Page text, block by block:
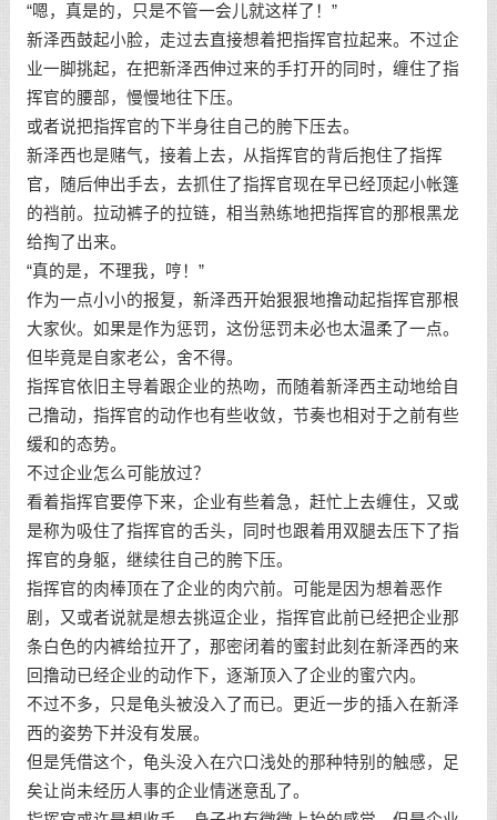
“嗯，真是的，只是不管一会儿就这样了！”
新泽西鼓起小脸，走过去直接想着把指挥官拉起来。不过企
业一脚挑起，在把新泽西伸过来的手打开的同时，缠住了指
挥官的腰部，慢慢地往下压。
或者说把指挥官的下半身往自己的胯下压去。
新泽西也是赌气，接着上去，从指挥官的背后抱住了指挥
官，随后伸出手去，去抓住了指挥官现在早已经顶起小帐篷
的裆前。拉动裤子的拉链，相当熟练地把指挥官的那根黑龙
给掏了出来。
“真的是，不理我，哼！”
作为一点小小的报复，新泽西开始狠狠地撸动起指挥官那根
大家伙。如果是作为惩罚，这份惩罚未必也太温柔了一点。
但毕竟是自家老公，舍不得。
指挥官依旧主导着跟企业的热吻，而随着新泽西主动地给自
己撸动，指挥官的动作也有些收敛，节奏也相对于之前有些
缓和的态势。
不过企业怎么可能放过？
看着指挥官要停下来，企业有些着急，赶忙上去缠住，又或
是称为吸住了指挥官的舌头，同时也跟着用双腿去压下了指
挥官的身躯，继续往自己的胯下压。
指挥官的肉棒顶在了企业的肉穴前。可能是因为想着恶作
剧，又或者说就是想去挑逗企业，指挥官此前已经把企业那
条白色的内裤给拉开了，那密闭着的蜜封此刻在新泽西的来
回撸动已经企业的动作下，逐渐顶入了企业的蜜穴内。
不过不多，只是龟头被没入了而已。更近一步的插入在新泽
西的姿势下并没有发展。
但是凭借这个，龟头没入在穴口浅处的那种特别的触感，足
矣让尚未经历人事的企业情迷意乱了。